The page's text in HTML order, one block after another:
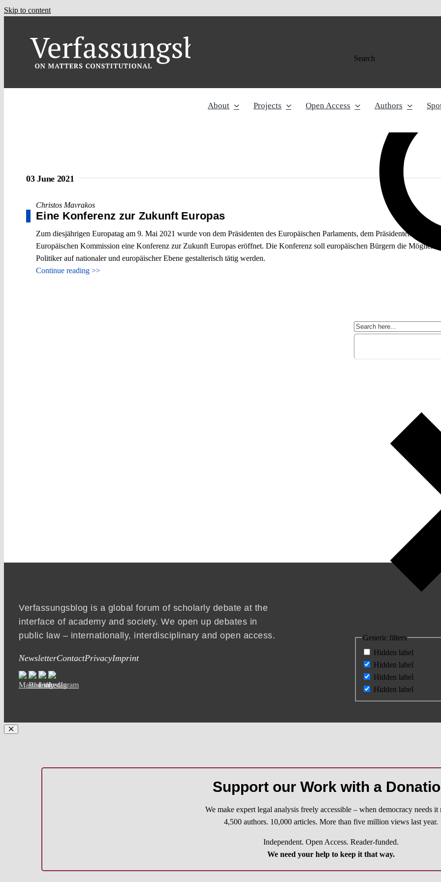
Skip to content
Search
Generic filters
Hidden label
Hidden label
Hidden label
Hidden label
About Projects Open Access Authors
03 June 2021
Christos Mavrakos
Eine Konferenz zur Zukunft Europas
Zum diesjährigen Europatag am 9. Mai 2021 wurde von dem Präsidenten des Europäischen Parlaments, dem Präsidenten des
Europäischen Kommission eine Konferenz zur Zukunft Europas eröffnet. Die Konferenz soll europäischen Bürgern die
Politiker auf nationaler und europäischer Ebene gestalterisch tätig werden.
Continue reading >>
Verfassungsblog is a global forum of scholarly debate at the
interface of academy and society. We open up debates in
public law – internationally, interdisciplinary and open access.
NewsletterContactPrivacyImprint
Support our Work with a
We make expert legal analysis freely accessible – when democracy needs it
4,500 authors. 10,000 articles. More than five million views last year.
Independent. Open Access. Reader-funded.
We need your help to keep it that way.